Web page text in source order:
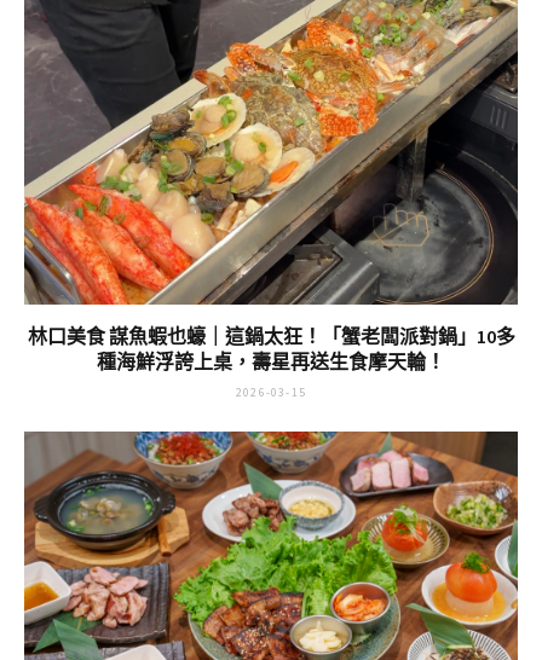
林口美食 謀魚蝦也蠔｜這鍋太狂！「蟹老闆派對鍋」10多
種海鮮浮誇上桌，壽星再送生食摩天輪！
2026-03-15